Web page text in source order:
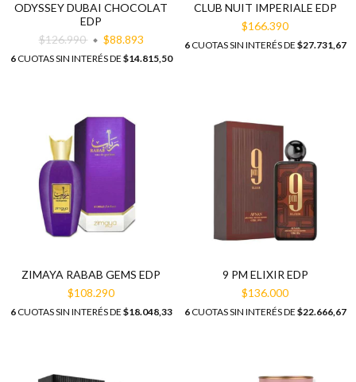
ODYSSEY DUBAI CHOCOLAT
EDP
$126.990
$88.893
6CUOTAS SIN INTERÉS DE $14.815,50
CLUB NUIT IMPERIALE EDP
$166.390
6CUOTAS SIN INTERÉS DE $27.731,67
ZIMAYA RABAB GEMS EDP
$108.290
6CUOTAS SIN INTERÉS DE $18.048,33
9 PM ELIXIR EDP
$136.000
6CUOTAS SIN INTERÉS DE $22.666,67